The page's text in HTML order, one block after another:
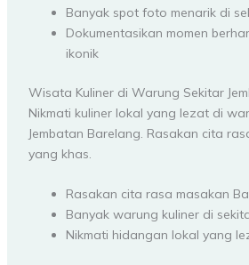
Banyak spot foto menarik di
Dokumentasikan momen
ikonik
Wisata Kuliner di Warung Sekitar
Nikmati kuliner lokal yang lezat di
Jembatan Barelang. Rasakan cita
yang khas.
Rasakan cita rasa masakan
Banyak warung kuliner di
Nikmati hidangan lokal yang